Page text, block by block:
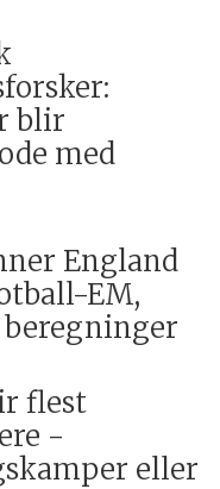
blir
med
England
EM,
flest
-
eller